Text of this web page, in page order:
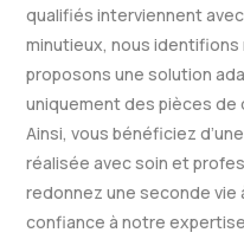
qualifiés interviennent
minutieux, nous
proposons une solution
uniquement des pièces de
Ainsi, vous bénéficiez d’une
réalisée avec soin et
redonnez une seconde vie
confiance à notre